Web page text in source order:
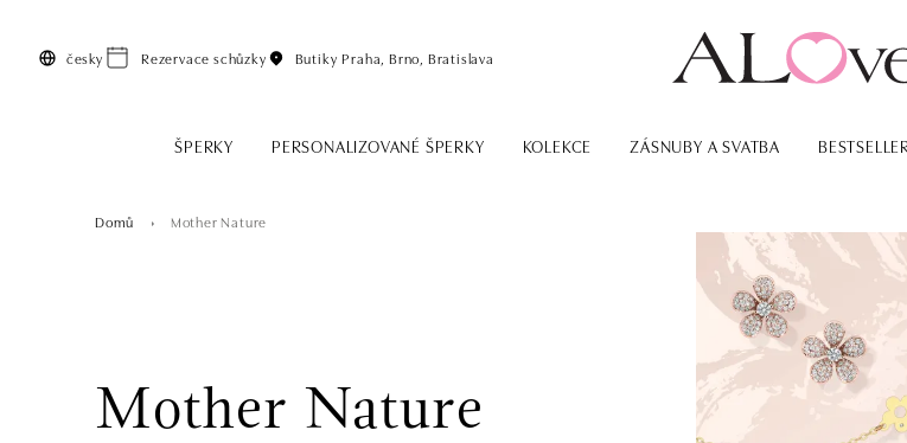
česky Rezervace schůzky Butiky Praha, Brno, Bratislava
ŠPERKY PERSONALIZOVANÉ ŠPERKY KOLEKCE ZÁSNUBY A SVATBA
Domů Mother Nature
Mother Nature